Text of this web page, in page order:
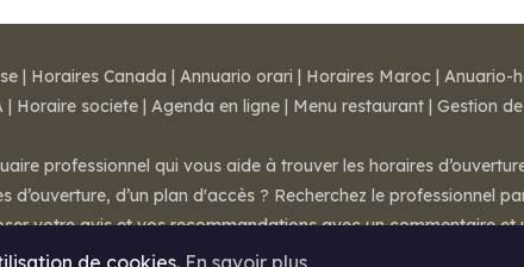
de cookies. En savoir plus
| Horaires Canada | Annuario orari | Horaires Maroc | Anuario-
| Horaire societe | Agenda en ligne | Menu restaurant | Gestion
professionnel qui vous aide à trouver les horaires
d’ouverture, d’un plan d'accès ? Recherchez le professionnel
votre avis et vos recommandations avec un commentaire et